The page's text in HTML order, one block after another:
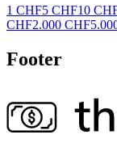
1 CHF5 CHF10
CHF2.000 CHF
Footer